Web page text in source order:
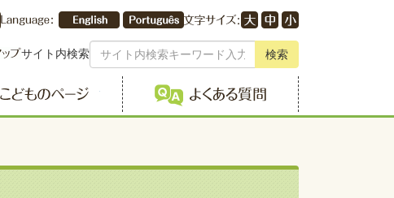
サイト内検索 検索
こどものページ よくある質問